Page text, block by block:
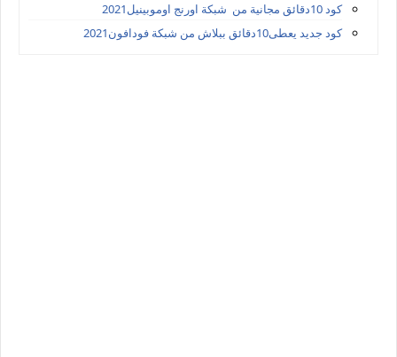
كود 10دقائق مجانية من شبكة اورنج اوموبينيل2021
كود جديد يعطى10دقائق ببلاش من شبكة فودافون2021